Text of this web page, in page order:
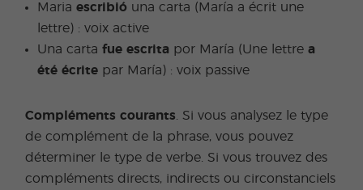
Mariaescribió una carta (María a écrit une
lettre) : voix active
Una cartafue escrita por María (Une lettrea
été écrite par María) : voix passive
Compléments courants . Si vous analysez le type
de complément de la phrase, vous pouvez
déterminer le type de verbe. Si vous trouvez des
compléments directs, indirects ou circonstanciels